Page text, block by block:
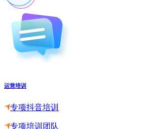
运营培训
专项抖音培训
专项培训团队